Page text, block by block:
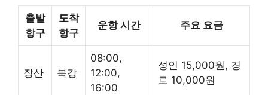
출발
항구
도착
항구
운항 시간 주요 요금
장산 북강
08:00,
12:00,
16:00
성인 15,000원, 경
로 10,000원